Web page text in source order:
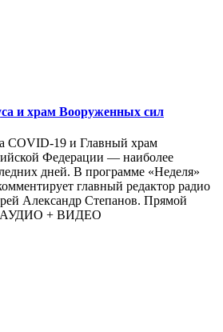
и храм Вооруженных сил
COVID-19 и Главный храм
Федерации — наиболее
дней. В программе «Неделя»
главный редактор радио
Александр Степанов. Прямой
АУДИО + ВИДЕО